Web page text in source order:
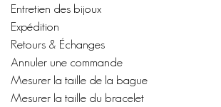
Entretien des bijoux
Expédition
Retours & Échanges
Annuler une commande
Mesurer la taille de la bague
Mesurer la taille du bracelet